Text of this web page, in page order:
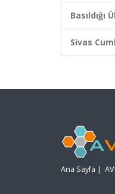
Basıldığı
Sivas
Ana Sayfa |